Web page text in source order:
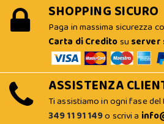
SHOPPING SICURO
Paga in massima sicurezza
Carta di Creditosu server
ASSISTENZA
Ti assistiamo in ogni fase
349 11 91 149o scrivi a